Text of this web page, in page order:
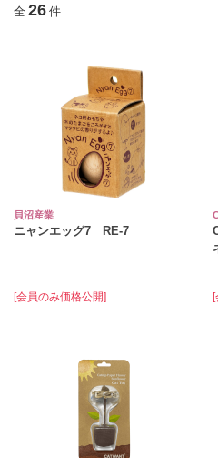
全 26 件
貝沼産業
ニャンエッグ7 RE-7
[会員のみ価格公開]